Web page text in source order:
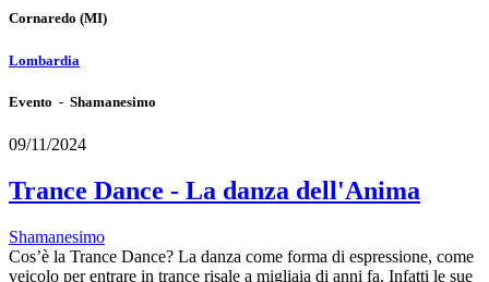
Cornaredo (MI)
Lombardia
Evento - Shamanesimo
09/11/2024
Trance Dance - La danza dell'Anima
Shamanesimo
Cos’è la Trance Dance? La danza come forma di espressione, come
veicolo per entrare in trance risale a migliaia di anni fa. Infatti le sue